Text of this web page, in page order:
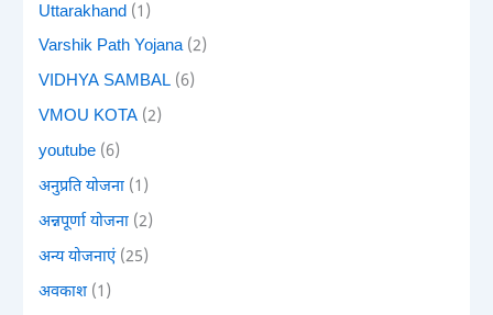
Uttarakhand (1)
Varshik Path Yojana(2)
VIDHYA SAMBAL (6)
VMOU KOTA (2)
youtube (6)
अनुप्रति योजना (1)
अन्नपूर्णा योजना (2)
अन्य योजनाएं(25)
अवकाश(1)